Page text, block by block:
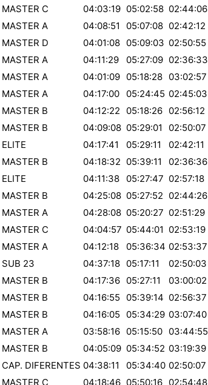
MASTER C 04:03:19 05:02:58 02:44:06
MASTER A 04:08:51 05:07:08 02:42:12
MASTER D 04:01:08 05:09:03 02:50:55
MASTER A 04:11:29 05:27:09 02:36:33
MASTER A 04:01:09 05:18:28 03:02:57
MASTER A 04:17:00 05:24:45 02:45:03
MASTER B 04:12:22 05:18:26 02:56:12
MASTER B 04:09:08 05:29:01 02:50:07
ELITE 04:17:41 05:29:11 02:42:11
MASTER B 04:18:32 05:39:11 02:36:36
ELITE 04:11:38 05:27:47 02:57:18
MASTER B 04:25:08 05:27:52 02:44:26
MASTER A 04:28:08 05:20:27 02:51:29
MASTER C 04:04:57 05:44:01 02:53:19
MASTER A 04:12:18 05:36:34 02:53:37
SUB 23 04:37:18 05:17:11 02:50:03
MASTER B 04:17:36 05:27:11 03:00:02
MASTER B 04:16:55 05:39:14 02:56:37
MASTER B 04:16:05 05:34:29 03:07:40
MASTER A 03:58:16 05:15:50 03:44:55
MASTER B 04:05:09 05:34:52 03:19:39
CAP. DIFERENTES 04:38:11 05:34:40 02:50:07
MASTER C 04:18:46 05:50:16 02:54:48